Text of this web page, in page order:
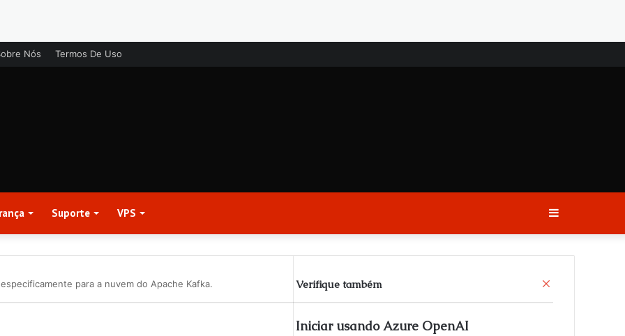
Nós Termos De Uso
Suporte VPS
para a nuvem do Apache Kafka. Verifique também
Iniciar usando Azure OpenAI